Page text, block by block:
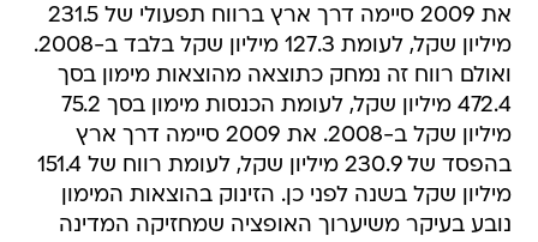
את 2009 סיימה דרך ארץ ברווח תפעולי של 231.5
מיליון שקל, לעומת 127.3 מיליון שקל בלבד ב-2008.
ואולם רווח זה נמחק כתוצאה מהוצאות מימון בסך
472.4 מיליון שקל, לעומת הכנסות מימון בסך 75.2
מיליון שקל ב-2008. את 2009 סיימה דרך ארץ
בהפסד של 230.9 מיליון שקל, לעומת רווח של 151.4
מיליון שקל בשנה לפני כן. הזינוק בהוצאות המימון
נובע בעיקר משיערוך האופציה שמחזיקה המדינה